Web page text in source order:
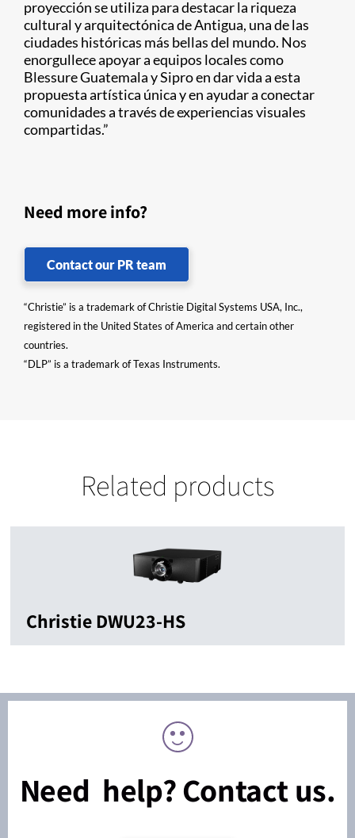
proyección se utiliza para destacar la riqueza
cultural y arquitectónica de Antigua, una de las
ciudades históricas más bellas del mundo. Nos
enorgullece apoyar a equipos locales como
Blessure Guatemala y Sipro en dar vida a esta
propuesta artística única y en ayudar a conectar
comunidades a través de experiencias visuales
compartidas.”
Need more info?
Contact our PR team
“Christie” is a trademark of Christie Digital Systems USA, Inc.,
registered in the United States of America and certain other
countries.
“DLP” is a trademark of Texas Instruments.
Related products
Christie DWU23-HS
Need help? Contact us.